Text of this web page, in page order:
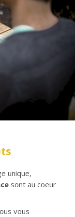
unique,
sont au coeur
vous